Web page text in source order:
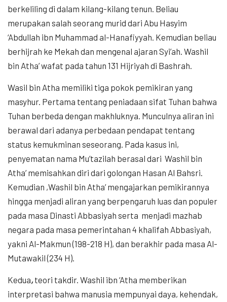
berkeliling di dalam kilang-kilang tenun. Beliau
merupakan salah seorang murid dari Abu Hasyim
‘Abdullah ibn Muhammad al-Hanafiyyah. Kemudian beliau
berhijrah ke Mekah dan mengenal ajaran Syi’ah. Washil
bin Atha’ wafat pada tahun 131 Hijriyah di Bashrah.
Wasil bin Atha memiliki tiga pokok pemikiran yang
masyhur. Pertama tentang peniadaan sifat Tuhan bahwa
Tuhan berbeda dengan makhluknya. Munculnya aliran ini
berawal dari adanya perbedaan pendapat tentang
status kemukminan seseorang. Pada kasus ini,
penyematan nama Mu’tazilah berasal dari Washil bin
Atha’ memisahkan diri dari golongan Hasan Al Bahsri.
Kemudian ,Washil bin Atha’ mengajarkan pemikirannya
hingga menjadi aliran yang berpengaruh luas dan populer
pada masa Dinasti Abbasiyah serta menjadi mazhab
negara pada masa pemerintahan 4 khalifah Abbasiyah,
yakni Al-Makmun (198-218 H), dan berakhir pada masa Al-
Mutawakil (234 H).
Kedua,teori takdir. Washil ibn ‘Atha memberikan
interpretasi bahwa manusia mempunyai daya, kehendak,